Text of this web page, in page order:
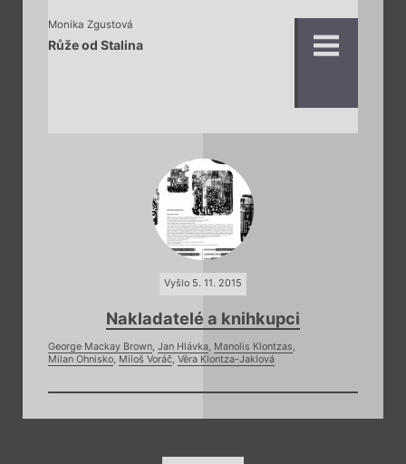
Monika Zgustová
Růže od Stalina
Vyšlo 5. 11. 2015
Nakladatelé a knihkupci
George Mackay Brown, Jan Hlávka, Manolis Klontzas,
Milan Ohnisko, Miloš Voráč, Věra Klontza-Jaklová